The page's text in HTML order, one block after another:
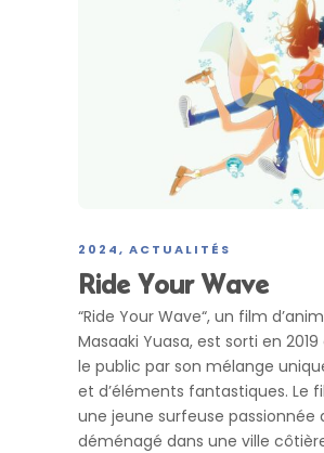
2024 , ACTUALITÉS
Ride Your Wave
“Ride Your Wave“, un film
Masaaki Yuasa, est sorti en
le public par son mélange
et d’éléments fantastiques. Le
une jeune surfeuse passionnée
déménagé dans une ville